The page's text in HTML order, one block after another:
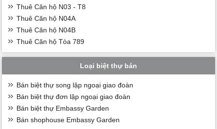
Thuê Căn hộ N03 - T8
Thuê Căn hộ N04A
Thuê Căn hộ N04B
Thuê Căn hộ Tòa 789
Loại biệt thự bán
Bán biệt thự song lập ngoại giao đoàn
Bán biệt thự đơn lập ngoại giao đoàn
Bán biệt thự Embassy Garden
Bán shophouse Embassy Garden